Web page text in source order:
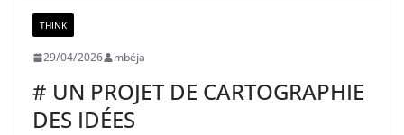
THINK
29/04/2026 mbéja
# UN PROJET DE CARTOGRAPHIE
DES IDÉES